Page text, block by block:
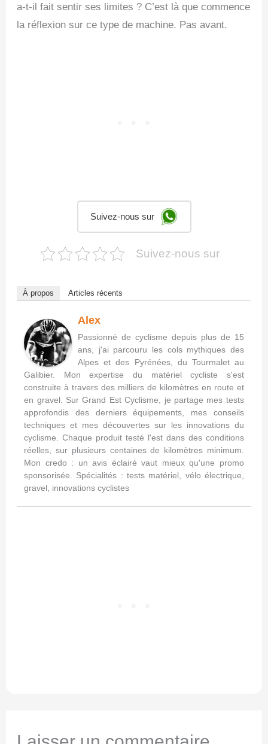
a-t-il fait sentir ses limites ? C’est là que commence
la réflexion sur ce type de machine. Pas avant.
Suivez-nous sur
Suivez-nous sur
À propos Articles récents
Alex
Passionné de cyclisme depuis plus de 15
ans, j'ai parcouru les cols mythiques des
Alpes et des Pyrénées, du Tourmalet au
Galibier. Mon expertise du matériel cycliste s'est
construite à travers des milliers de kilomètres en route et
en gravel. Sur Grand Est Cyclisme, je partage mes tests
approfondis des derniers équipements, mes conseils
techniques et mes découvertes sur les innovations du
cyclisme. Chaque produit testé l'est dans des conditions
réelles, sur plusieurs centaines de kilomètres minimum.
Mon credo : un avis éclairé vaut mieux qu'une promo
sponsorisée. Spécialités : tests matériel, vélo électrique,
gravel, innovations cyclistes